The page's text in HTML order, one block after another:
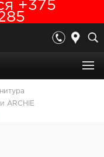
+375
ARCHIE